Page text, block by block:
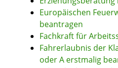
Europäischen
beantragen
Fachkraft für
Fahrerlaubnis der
oder A erstmalig